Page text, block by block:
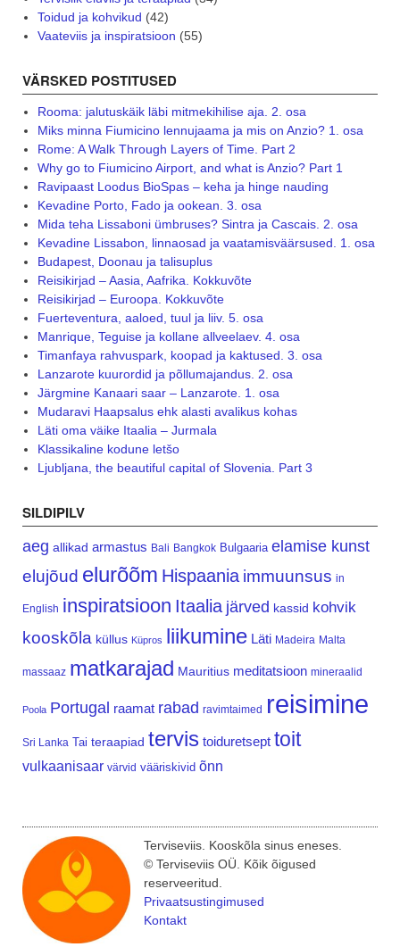
Toidud ja kohvikud (42)
Vaateviis ja inspiratsioon (55)
VÄRSKED POSTITUSED
Rooma: jalutuskäik läbi mitmekihilise aja. 2. osa
Miks minna Fiumicino lennujaama ja mis on Anzio? 1. osa
Rome: A Walk Through Layers of Time. Part 2
Why go to Fiumicino Airport, and what is Anzio? Part 1
Ravipaast Loodus BioSpas – keha ja hinge nauding
Kevadine Porto, Fado ja ookean. 3. osa
Mida teha Lissaboni ümbruses? Sintra ja Cascais. 2. osa
Kevadine Lissabon, linnaosad ja vaatamisväärsused. 1. osa
Budapest, Doonau ja talisuplus
Reisikirjad – Aasia, Aafrika. Kokkuvõte
Reisikirjad – Euroopa. Kokkuvõte
Fuerteventura, aaloed, tuul ja liiv. 5. osa
Manrique, Teguise ja kollane allveelaev. 4. osa
Timanfaya rahvuspark, koopad ja kaktused. 3. osa
Lanzarote kuurordid ja põllumajandus. 2. osa
Järgmine Kanaari saar – Lanzarote. 1. osa
Mudaravi Haapsalus ehk alasti avalikus kohas
Läti oma väike Itaalia – Jurmala
Klassikaline kodune letšo
Ljubljana, the beautiful capital of Slovenia. Part 3
SILDIPILV
aeg allikad armastus Bali Bangkok Bulgaaria elamise kunst
elujõud elurõõm Hispaania immuunsus in
English inspiratsioon Itaalia järved kassid kohvik
kooskõla küllus Küpros liikumine Läti Madeira Malta
massaaz matkarajad Mauritius meditatsioon mineraalid
Poola Portugal raamat rabad ravimtaimed reisimine
Sri Lanka Tai teraapiad tervis toiduretsept toit
vulkaanisaar värvid vääriskivid õnn
Terviseviis. Kooskõla sinus eneses.
© Terviseviis OÜ. Kõik õigused
reserveeritud.
Privaatsustingimused
Kontakt